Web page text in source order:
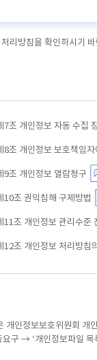
리방침을 확인하시기
7조 개인정보 자동 수집
8조 개인정보 보호책임
9조 개인정보 열람청구
10조 권익침해 구제방법
11조 개인정보 관리수준
12조 개인정보 처리방침
인정보보호위원회 개
→ ‘개인정보파일 목